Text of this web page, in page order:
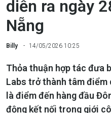
diễn ra ngày
Nẵng
Billy 14/05/2026 10:25
Thỏa thuận hợp tác đưa
Labs trở thành tâm điểm
là điểm đến hàng đầu
động kết nối trong giới